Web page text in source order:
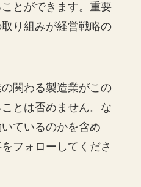
とができます。重要
り組みが経営戦略の
関わる製造業がこの
とは否めません。な
ているのかを含め
フォローしてくださ